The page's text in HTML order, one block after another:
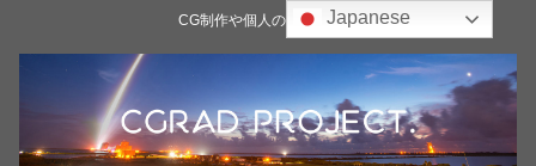
CG制作や個人の雑記ブログJapanese